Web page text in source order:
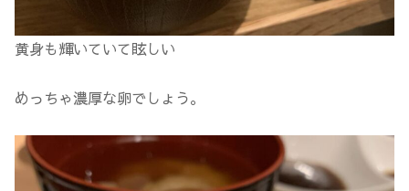
黄身も輝いていて眩しい
めっちゃ濃厚な卵でしょう。